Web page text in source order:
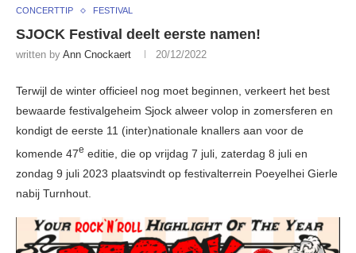
CONCERTTIP FESTIVAL
SJOCK Festival deelt eerste namen!
written by Ann Cnockaert 20/12/2022
Terwijl de winter officieel nog moet beginnen, verkeert het best
bewaarde festivalgeheim Sjock alweer volop in zomersferen en
kondigt de eerste 11 (inter)nationale knallers aan voor de
komende 47e editie, die op vrijdag 7 juli, zaterdag 8 juli en
zondag 9 juli 2023 plaatsvindt op festivalterrein Poeyelhei Gierle
nabij Turnhout.